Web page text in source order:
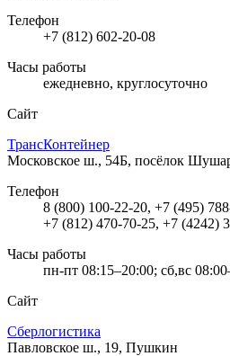
Телефон
+7 (812) 602-20-08
Часы работы
ежедневно, круглосуточно
Сайт
ТрансКонтейнер
Московское ш., 54Б, посёлок
Телефон
8 (800) 100-22-20, +7 (495)
+7 (812) 470-70-25, +7 (4242)
Часы работы
пн-пт 08:15–20:00; сб,вс
Сайт
Сберлогистика
Павловское ш., 19, Пушкин